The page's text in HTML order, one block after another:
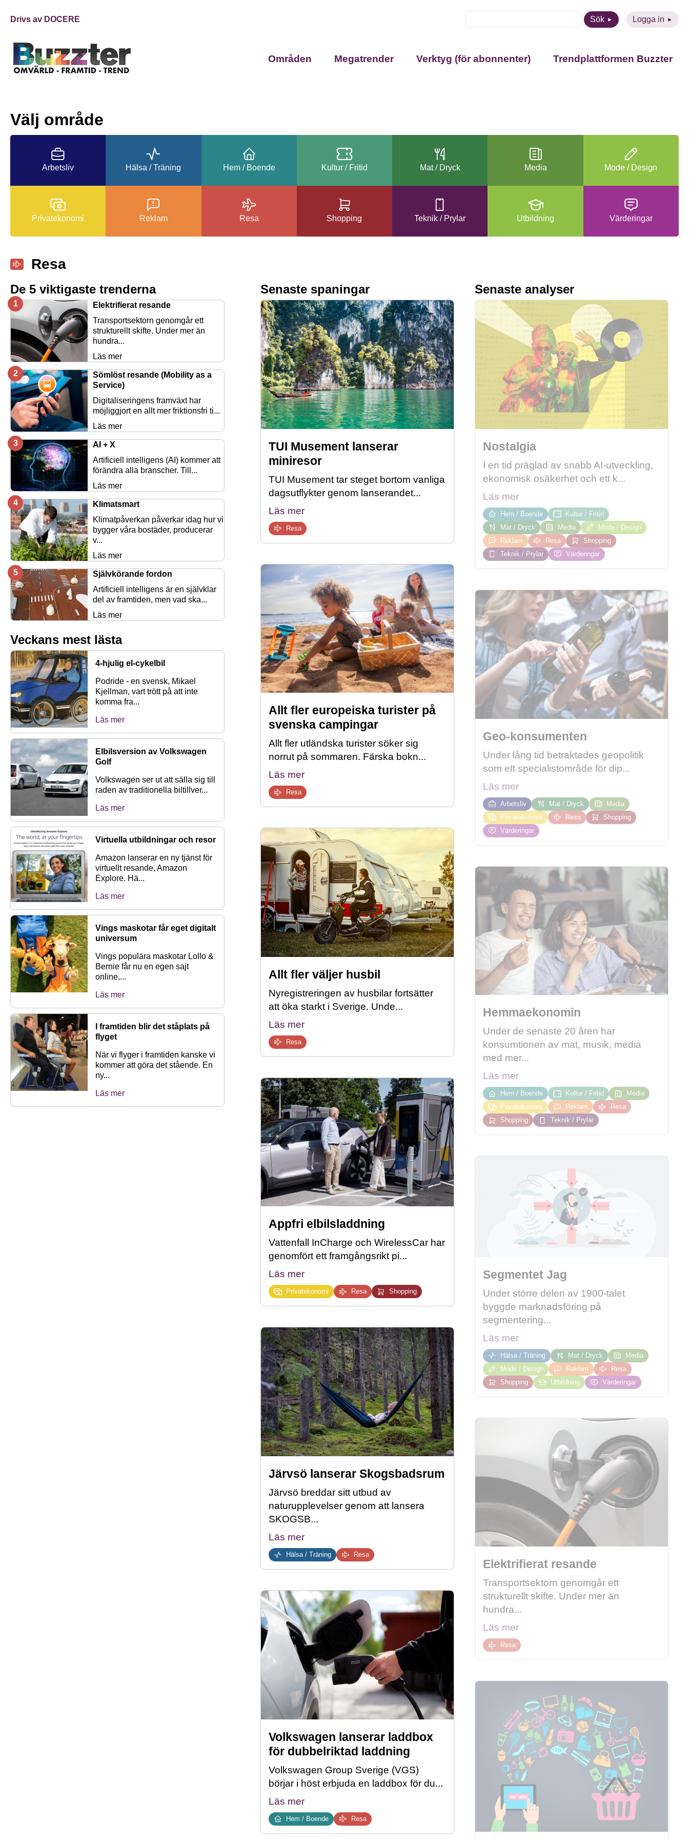
Drivs av DOCERE Sök Logga in
Områden Megatrender Verktyg (för abonnenter) Trendplattformen Buzzter
Välj område
Arbetsliv Hälsa / Träning Hem / Boende Kultur / Fritid Mat / Dryck Media Mode / Design
Privatekonomi Reklam Resa Shopping Teknik / Prylar Utbildning Värderingar
Resa
De 5 viktigaste trenderna
Elektrifierat resande
Transportsektorn genomgår ett
strukturellt skifte. Under mer än
hundra...
Läs mer
Sömlöst resande (Mobility as a
Service)
Digitaliseringens framväxt har
möjliggjort en allt mer friktionsfri ti...
Läs mer
AI + X
Artificiell intelligens (AI) kommer att
förändra alla branscher. Till...
Läs mer
Klimatsmart
Klimatpåverkan påverkar idag hur vi
bygger våra bostäder, producerar
v...
Läs mer
Självkörande fordon
Artificiell intelligens är en självklar
del av framtiden, men vad ska...
Läs mer
Veckans mest lästa
4-hjulig el-cykelbil
Podride - en svensk, Mikael
Kjellman, vart trött på att inte
komma fra...
Läs mer
Elbilsversion av Volkswagen
Golf
Volkswagen ser ut att sälla sig till
raden av traditionella biltillver...
Läs mer
Virtuella utbildningar och resor
Amazon lanserar en ny tjänst för
virtuellt resande, Amazon
Explore. Hä...
Läs mer
Vings maskotar får eget digitalt
universum
Vings populära maskotar Lollo &
Bernie får nu en egen sajt
online,...
Läs mer
I framtiden blir det ståplats på
flyget
När vi flyger i framtiden kanske vi
kommer att göra det stående. En
ny...
Läs mer
Senaste spaningar
TUI Musement lanserar
miniresor
TUI Musement tar steget bortom vanliga
dagsutflykter genom lanserandet...
Läs mer
Resa
Allt fler europeiska turister på
svenska campingar
Allt fler utländska turister söker sig
norrut på sommaren. Färska bokn...
Läs mer
Resa
Allt fler väljer husbil
Nyregistreringen av husbilar fortsätter
att öka starkt i Sverige. Unde...
Läs mer
Resa
Appfri elbilsladdning
Vattenfall InCharge och WirelessCar har
genomfört ett framgångsrikt pi...
Läs mer
Privatekonomi Resa Shopping
Järvsö lanserar Skogsbadsrum
Järvsö breddar sitt utbud av
naturupplevelser genom att lansera
SKOGSB...
Läs mer
Hälsa / Träning Resa
Volkswagen lanserar laddbox
för dubbelriktad laddning
Volkswagen Group Sverige (VGS)
börjar i höst erbjuda en laddbox för du...
Läs mer
Hem / Boende Resa
Senaste analyser
Nostalgia
I en tid präglad av snabb AI-utveckling,
ekonomisk osäkerhet och ett k...
Läs mer
Hem / Boende
Kultur / Fritid
Mat / Dryck
Media
Mode / Design
Reklam
Resa
Shopping
Teknik / Prylar
Värderingar
Geo-konsumenten
Under lång tid betraktades geopolitik
som ett specialistområde för dip...
Läs mer
Arbetsliv Mat / Dryck
Media
Privatekonomi
Resa
Shopping
Värderingar
Hemmaekonomin
Under de senaste 20 åren har
konsumtionen av mat, musik, media
med mer...
Läs mer
Hem / Boende Kultur / Fritid
Media
Privatekonomi
Reklam
Resa
Shopping
Teknik / Prylar
Segmentet Jag
Under större delen av 1900-talet
byggde marknadsföring på
segmentering...
Läs mer
Hälsa / Träning Mat / Dryck
Media
Mode / Design
Reklam
Resa
Shopping
Utbildning Värderingar
Elektrifierat resande
Transportsektorn genomgår ett
strukturellt skifte. Under mer än
hundra...
Läs mer
Resa